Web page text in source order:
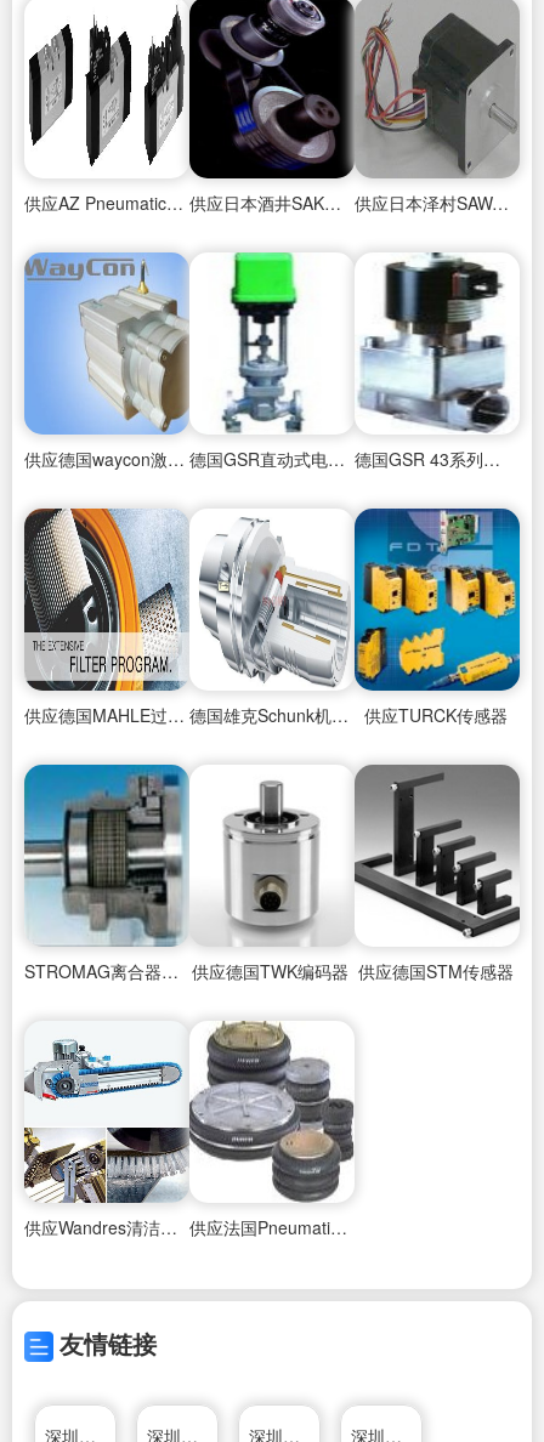
供应AZ Pneumatica线轴阀 供应日本酒井SAKAI精密轴连接器 供应日本泽村SAWAMURA直流电机
供应德国waycon激光传感器 德国GSR直动式电磁阀 德国GSR 43系列强制先导式电磁阀
供应德国MAHLE过滤器 德国雄克Schunk机械手系统 供应TURCK传感器
STROMAG离合器STROMAG制动器 供应德国TWK编码器 供应德国STM传感器
供应Wandres清洁毛刷 供应法国Pneumatis气胎气弹簧
友情链接
深圳市惠佳捷科技有限公司 深圳市大河标识有限公司 深圳市长亮科技股份有限公司 深圳市爱我科技有限公司